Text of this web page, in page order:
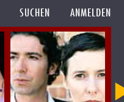
SUCHEN ANMELDEN